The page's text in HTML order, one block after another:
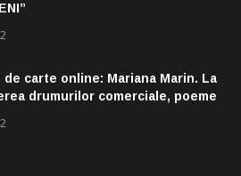
de carte online: Mariana Marin. La
drumurilor comerciale, poeme